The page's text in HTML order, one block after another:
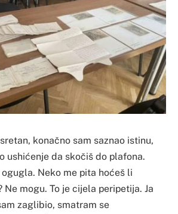
konačno sam saznao istinu,
ushićenje da skočiš do plafona.
Neko me pita hoćeš li
Ne mogu. To je cijela peripetija. Ja
zaglibio, smatram se